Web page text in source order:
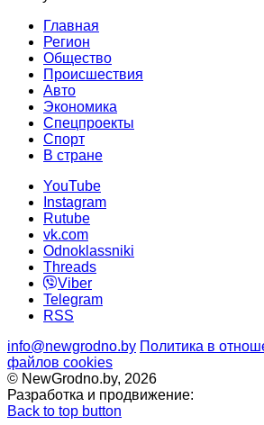
Главная
Регион
Общество
Происшествия
Авто
Экономика
Спецпроекты
Cпорт
В стране
YouTube
Instagram
Rutube
vk.com
Odnoklassniki
Threads
Viber
Telegram
RSS
info@newgrodno.by Политика в
файлов cookies
© NewGrodno.by, 2026
Разработка и продвижение:
Back to top button